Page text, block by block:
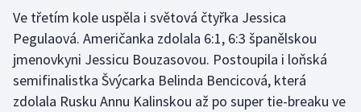
Rychlobruslení
Rychlostní kanoistika
Short track
Ve třetím kole uspěla i světová čtyřka Jessica
Pegulaová. Američanka zdolala 6:1, 6:3 španělskou
jmenovkyni Jessicu Bouzasovou. Postoupila i loňská
semifinalistka Švýcarka Belinda Bencicová, která
zdolala Rusku Annu Kalinskou až po super tie-breaku ve